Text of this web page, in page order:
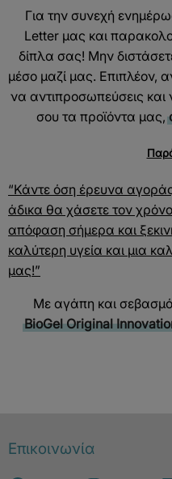
Για την συνεχή
Letter μας και
δίπλα σας! Μην
μέσο μαζί μας. Επιπλέον,
να αντιπροσωπεύσεις
σου τα προϊόντα μας,
“Κάντε όση έρευνα
άδικα θα χάσετε τον
απόφαση σήμερα και
καλύτερη υγεία και μια
μας!”
Με αγάπη και
BioGel Original
Επικοινωνία